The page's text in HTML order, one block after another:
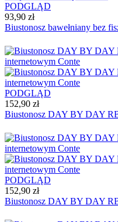
PODGLĄD
93,90 zł
Biustonosz bawełniany bez
PODGLĄD
152,90 zł
Biustonosz DAY BY DAY
PODGLĄD
152,90 zł
Biustonosz DAY BY DAY